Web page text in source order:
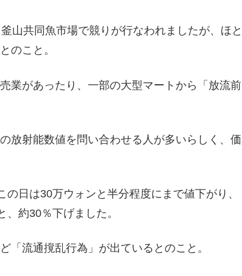
山共同魚市場で競りが行なわれましたが、ほと
のこと。
業があったり、一部の大型マートから「放流前
放射能数値を問い合わせる人が多いらしく、価
日は30万ウォンと半分程度にまで値下がり、
約30％下げました。
「流通撹乱行為」が出ているとのこと。